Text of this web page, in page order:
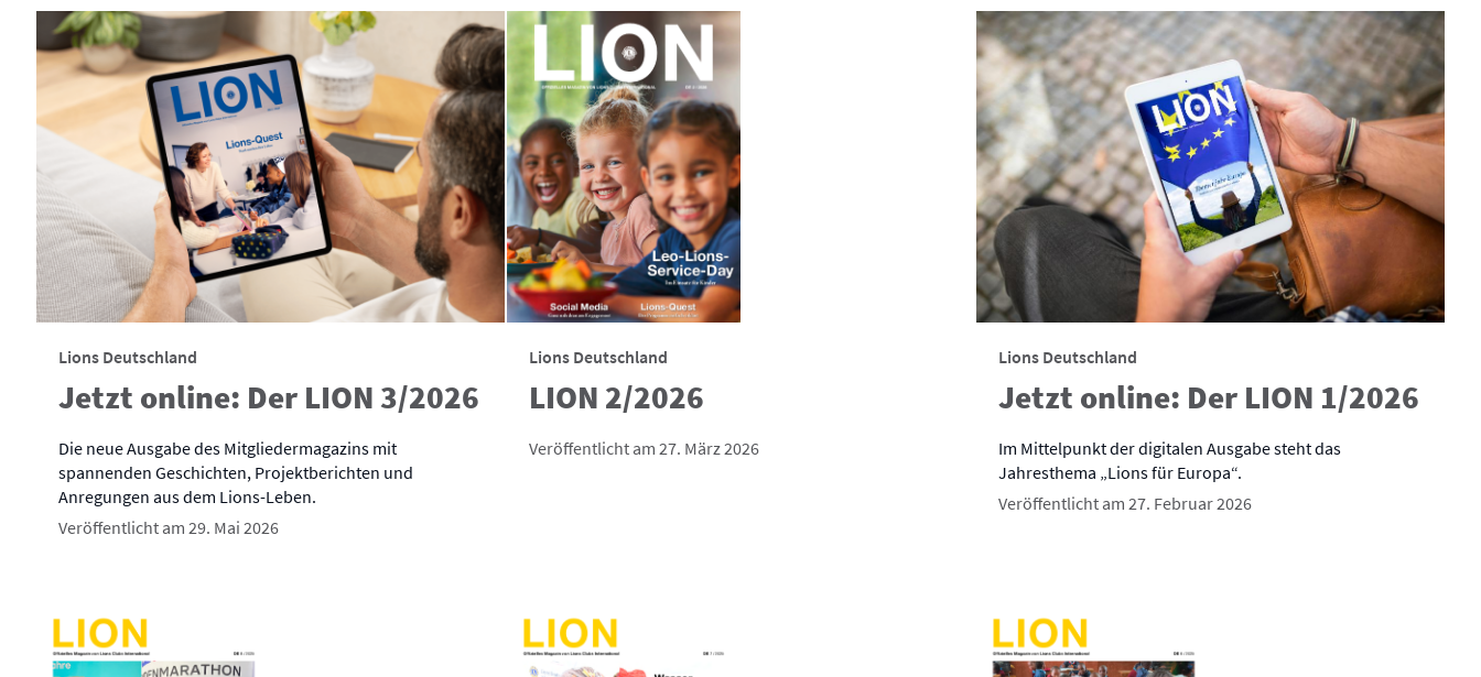
Lions Deutschland
Jetzt online: Der LION 3/2026
Die neue Ausgabe des Mitgliedermagazins mit
spannenden Geschichten, Projektberichten und
Anregungen aus dem Lions-Leben.
Veröffentlicht am 29. Mai 2026
Lions Deutschland
LION 2/2026
Veröffentlicht am 27. März 2026
Lions Deutschland
Jetzt online: Der LION 1/2026
Im Mittelpunkt der digitalen Ausgabe steht das
Jahresthema „Lions für Europa“.
Veröffentlicht am 27. Februar 2026